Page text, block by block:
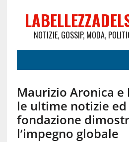
NOTIZIE, GOSSIP, MODA,
Maurizio Aronica e
le ultime notizie
fondazione
l’impegno globale